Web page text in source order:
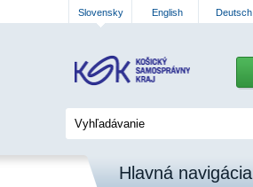
Slovensky English Deutsch
Hlavná navigácia